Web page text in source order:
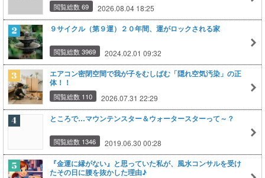
閲覧総数 69 2026.08.04 18:25
９サイクル（第９運）２０年間、運がロックされる家
閲覧総数 3969 2024.02.01 09:32
エアコン密閉空間で我が子をむしばむ「隠れ空気汚染」の正
体！！
閲覧総数 110 2026.07.31 22:29
ところで…マウンテンスター＆ウォータースターって～？
閲覧総数 1346 2019.06.30 00:28
『金運に縁がない』と思っていた私が、風水コンサルを受け
たその日に腰を抜かした理由♪